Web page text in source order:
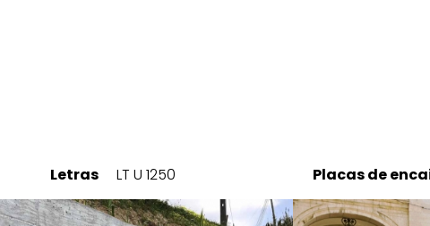
Letras LT U 1250 Placas de